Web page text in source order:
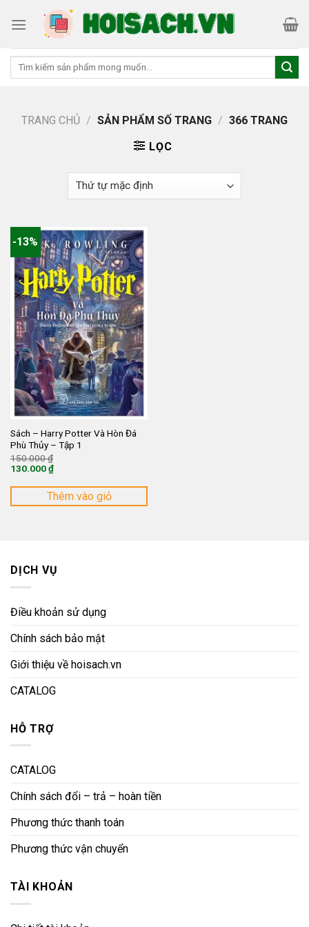
Tìm
TRANG CHỦ / SẢN PHẨM SỐ TRANG / 366 TRANG
LỌC
-13%
Sách – Harry Potter Và Hòn Đá
Phù Thủy – Tập 1
150.000₫
150.000 ₫.
130.000₫
hiện
là:
Thêm vào giỏ
DỊCH VỤ
Điều khoản sử dụng
Chính sách bảo mật
Giới thiệu về hoisach.vn
CATALOG
HỖ TRỢ
CATALOG
Chính sách đổi – trả – hoàn tiền
Phương thức thanh toán
Phương thức vận chuyển
TÀI KHOẢN